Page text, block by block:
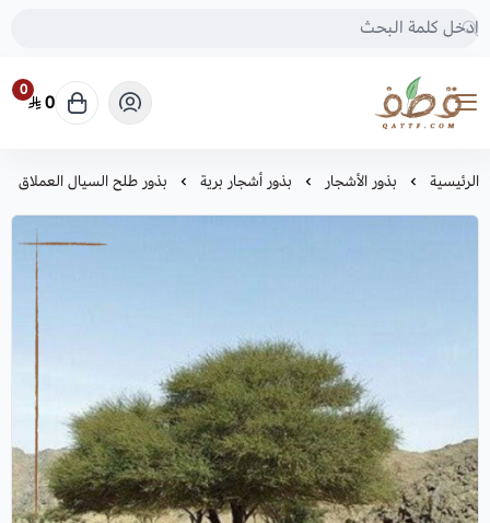
متجر قطف للبذور
0
0
الرئيسية بذور الأشجار بذور أشجار برية بذور طلح السيال العملاق